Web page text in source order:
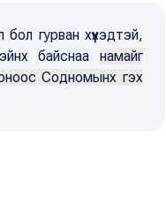
гурван хүүхэдтэй,
байснаа намайг
Содномынх гэх